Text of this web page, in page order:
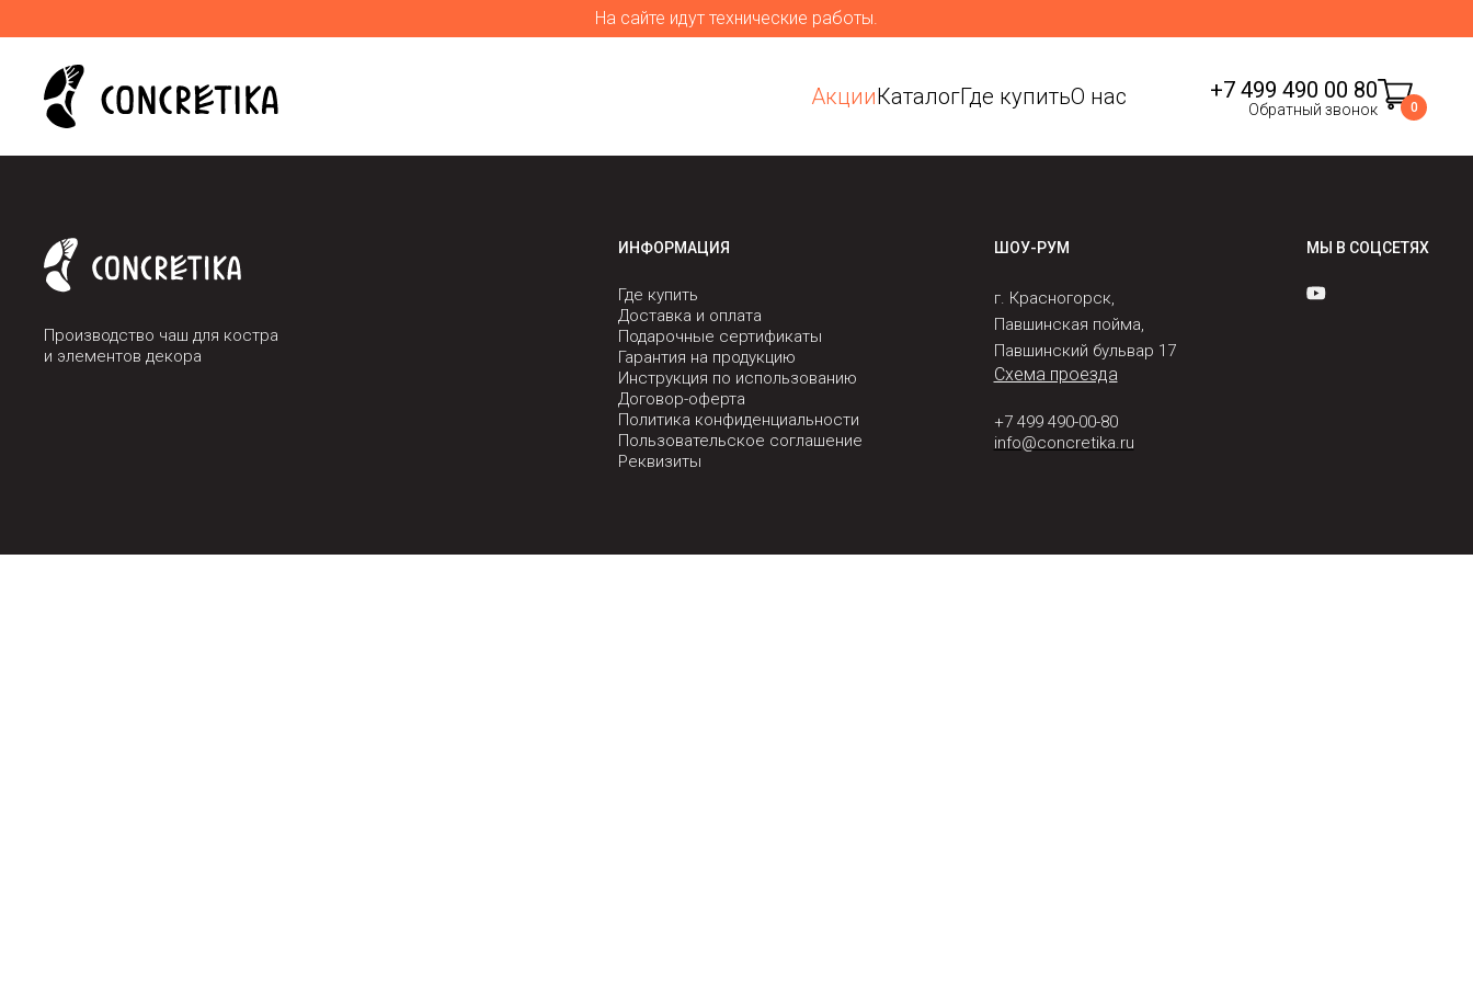
На сайте идут технические работы.
АкцииКаталогГде купитьО нас +7 499 490 00 80
Обратный звонок 0
Производство чаш для костра
и элементов декора
ИНФОРМАЦИЯ
Где купить
Доставка и оплата
Подарочные сертификаты
Гарантия на продукцию
Инструкция по использованию
Договор-оферта
Политика конфиденциальности
Пользовательское соглашение
Реквизиты
ШОУ-РУМ
г. Красногорск,
Павшинская пойма,
Павшинский бульвар 17
Схема проезда
+7 499 490-00-80
info@concretika.ru
МЫ В СОЦСЕТЯХ